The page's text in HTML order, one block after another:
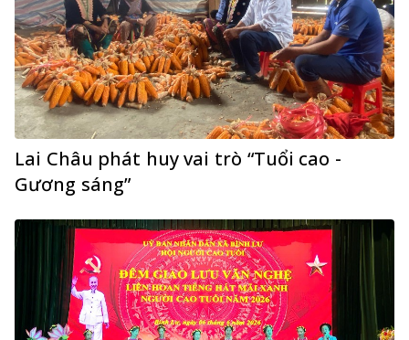
Lai Châu phát huy vai trò “Tuổi cao -
Gương sáng”